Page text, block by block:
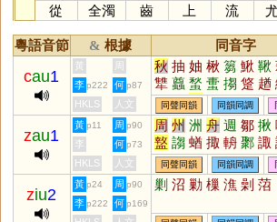
從
全濁 齒 上 流
粵語音節 & 根據 同音字
cau1
黃 周 秋 抽 妯 楸 篘 鰍 鞦
犨 蠤 蝵 蟗 搊 跾 趥
媝 鶖 婤 牰
李 p222 何 p87
HKLS 人文 同聲同韻 同韻同調
zau1
黃 p11 周 p90 周 州 洲 舟 週 鄒 揪
盩 謅 蝤 掫 輈 鄹 諏
齱 棸 菆 緅 賙 輖 鯫
揫 齺 淍 徟 婤 珘 騆
喌 郰 棷 陬 洀 侜
李 何 p73
HKLS 人文 同聲同韻 同韻同調
ziu2
黃 p24 周 p90 剿 沼 勦 樔 潐 劋 菬
李 p222 何 p169